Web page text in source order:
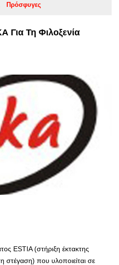
Πρόσφυγες
Για Τη Φιλοξενία
ESTIA (στήριξη έκτακτης
στέγαση) που υλοποιείται σε